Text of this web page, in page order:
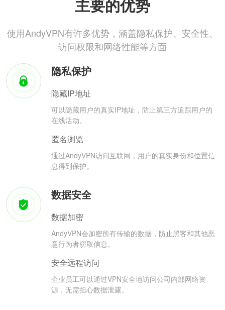
主要的优势
使用AndyVPN有许多优势，涵盖隐私保护、安全性、
访问权限和网络性能等方面
隐私保护
隐藏IP地址
可以隐藏用户的真实IP地址，防止第三方追踪用户的
在线活动。
匿名浏览
通过AndyVPN访问互联网，用户的真实身份和位置信
息得到保护。
数据安全
数据加密
AndyVPN会加密所有传输的数据，防止黑客和其他恶
意行为者窃取信息。
安全远程访问
企业员工可以通过VPN安全地访问公司内部网络资
源，无需担心数据泄露。